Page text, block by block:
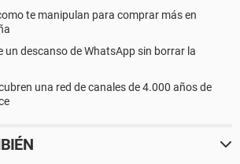
te manipulan para comprar más en
un descanso de WhatsApp sin borrar la
una red de canales de 4.000 años de